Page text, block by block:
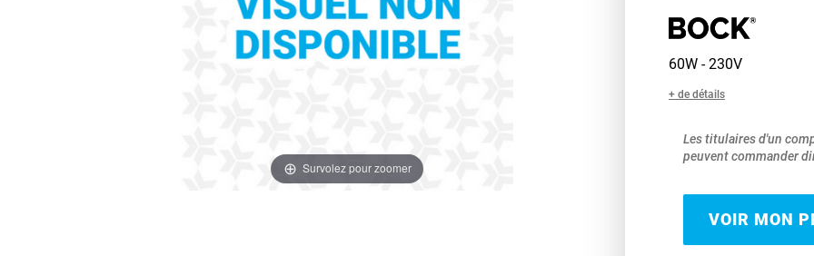
Survolez pour zoomer
60W - 230V
+ de détails
Les titulaires d'un
peuvent commander
VOIR MON